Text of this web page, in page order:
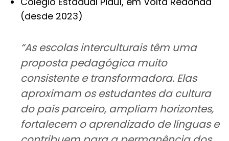
(desde 2023)
“As escolas interculturais têm uma
proposta pedagógica muito
consistente e transformadora. Elas
aproximam os estudantes da cultura
do país parceiro, ampliam horizontes,
fortalecem o aprendizado de línguas e